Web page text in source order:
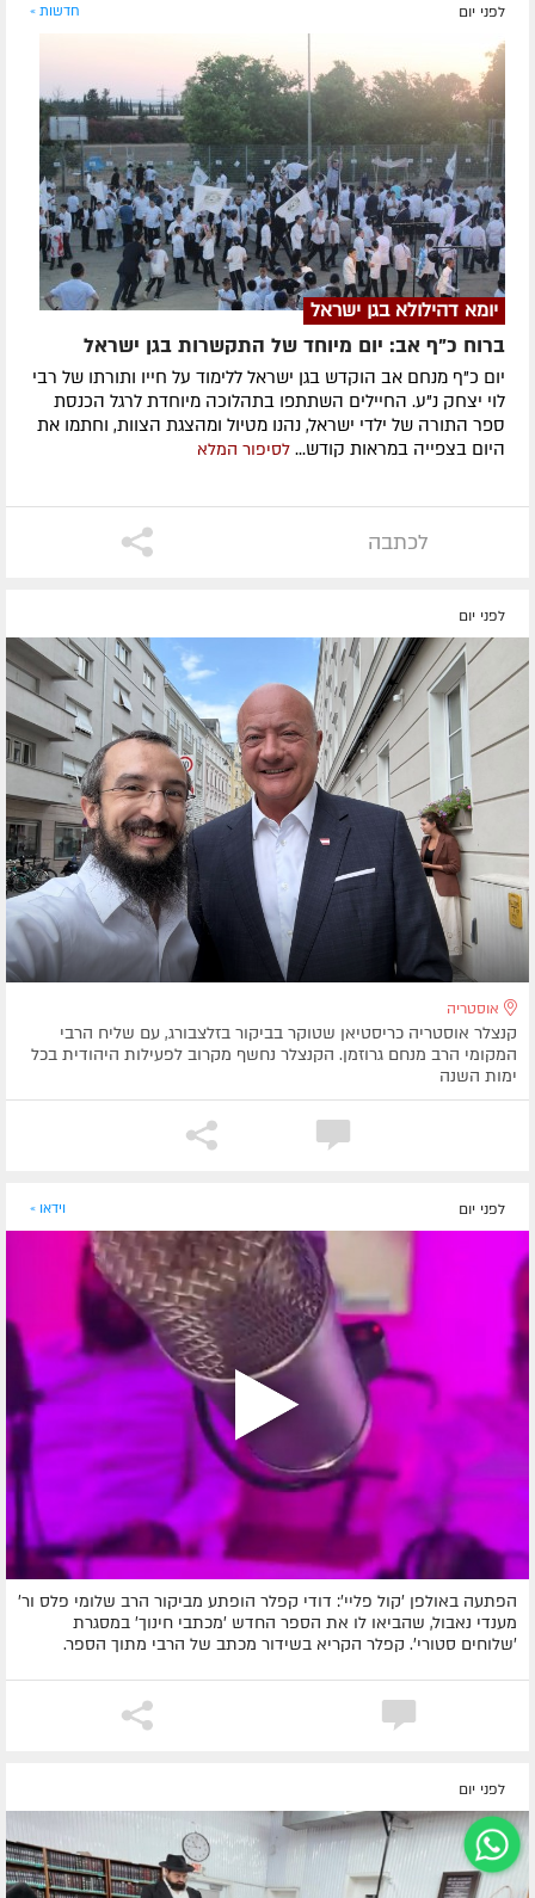
לפני יום חדשות »
יומא דהילולא בגן ישראל
ברוח כ"ף אב: יום מיוחד של התקשרות בגן ישראל
יום כ"ף מנחם אב הוקדש בגן ישראל ללימוד על חייו ותורתו של רבי
לוי יצחק נ"ע. החיילים השתתפו בתהלוכה מיוחדת לרגל הכנסת
ספר התורה של ילדי ישראל, נהנו מטיול ומהצגת הצוות, וחתמו את
היום בצפייה במראות קודש... לסיפור המלא
לכתבה
לפני יום
אוסטריה
קנצלר אוסטריה כריסטיאן שטוקר בביקור בזלצבורג, עם שליח הרבי
המקומי הרב מנחם גרוזמן. הקנצלר נחשף מקרוב לפעילות היהודית בכל
ימות השנה
לפני יום וידאו »
הפתעה באולפן 'קול פליי': דודי קפלר הופתע מביקור הרב שלומי פלס ור'
מענדי נאבול, שהביאו לו את הספר החדש 'מכתבי חינוך' במסגרת
'שלוחים סטורי'. קפלר הקריא בשידור מכתב של הרבי מתוך הספר.
לפני יום